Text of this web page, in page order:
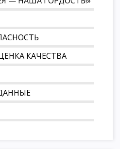
КАЧЕСТВА